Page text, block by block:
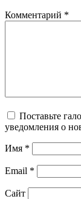
Комментарий *
Поставьте
уведомления о
Имя *
Email *
Сайт